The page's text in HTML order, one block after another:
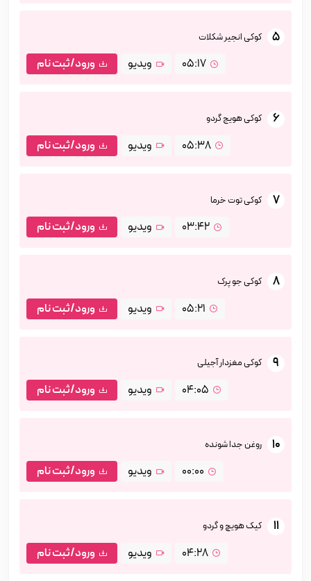
5 کوکی انجیر شکلات
05:17 ویدیو ورود/ثبت نام
6 کوکی هویج گردو
05:38 ویدیو ورود/ثبت نام
7 کوکی توت خرما
03:42 ویدیو ورود/ثبت نام
8 کوکی جو پرک
05:21 ویدیو ورود/ثبت نام
9 کوکی مغزدار آجیلی
04:05 ویدیو ورود/ثبت نام
10 روغن جدا شونده
00:00 ویدیو ورود/ثبت نام
11 کیک هویچ و گردو
04:28 ویدیو ورود/ثبت نام